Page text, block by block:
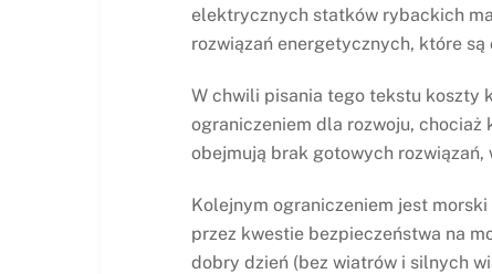
elektrycznych statków rybackich
rozwiązań energetycznych, które są
W chwili pisania tego tekstu koszty
ograniczeniem dla rozwoju,
obejmują brak gotowych
Kolejnym ograniczeniem jest
przez kwestie bezpieczeństwa na
dobry dzień (bez wiatrów i silnych